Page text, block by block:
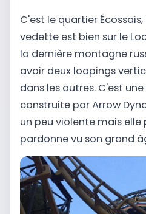
C'est le quartier
vedette est bien sur le
la dernière montagne
avoir deux loopings
dans les autres. C'est
construite par Arrow
un peu violente mais elle
pardonne vu son grand